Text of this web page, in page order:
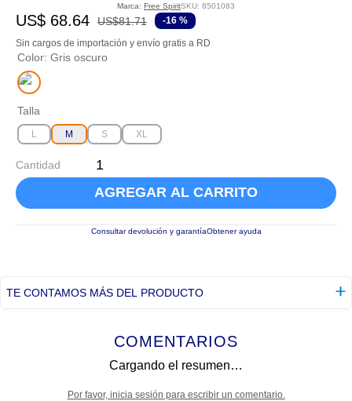
Marca: Free SpiritSKU: 8501083
US$ 68.64 US$81.71 -16 %
Sin cargos de importación y envío gratis a RD
Color: Gris oscuro
Talla
L M S XL
Cantidad
AGREGAR AL CARRITO
Consultar devolución y garantíaObtener ayuda
TE CONTAMOS MÁS DEL PRODUCTO
COMENTARIOS
Cargando el resumen…
Por favor, inicia sesión para escribir un comentario.